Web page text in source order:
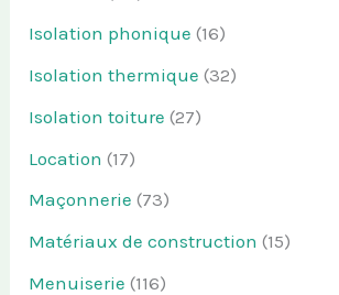
Isolation phonique (16)
Isolation thermique (32)
Isolation toiture (27)
Location (17)
Maçonnerie (73)
Matériaux de construction (15)
Menuiserie (116)